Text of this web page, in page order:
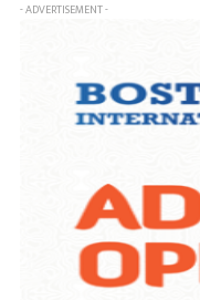
- ADVERTISEMENT -